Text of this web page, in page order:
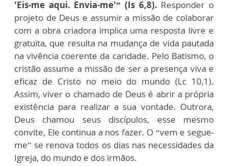
'Eis-me aqui. Envia-me'” (Is 6,8). Responder o
projeto de Deus e assumir a missão de colaborar
com a obra criadora implica uma resposta livre e
gratuita, que resulta na mudança de vida pautada
na vivência coerente da caridade. Pelo Batismo, o
cristão assume a missão de ser a presença viva e
eficaz de Cristo no meio do mundo (Lc 10,1).
Assim, viver o chamado de Deus é abrir a própria
existência para realizar a sua vontade. Outrora,
Deus chamou seus discípulos, esse mesmo
convite, Ele continua a nos fazer. O “vem e segue-
me” se renova todos os dias nas necessidades da
Igreja, do mundo e dos irmãos.